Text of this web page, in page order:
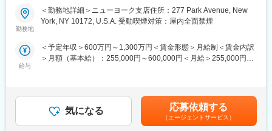
■配属予定の部
米州審査部
2025年2月末現在で108名。様々なバックグラウンドを持つ人材が
現地採用職員は外銀や格付機関出身のスペシャリストも多く在籍
しており、レベルの高い環境で業務にあたっていただけます）
スク管理に関する知見を蓄積するとともに、関係各部と協働のう
え枠組み高度化を推し進めていくスキルを習得。
・信用リスク管理の枠組みに関する知見を活用しつつ、実際の審
ヶ月程度）東京にてトレーニングを受けた上で、ニューヨークへ
赴任いただくことを想定しています。（経験/スキル等踏まえ、ご
の決定）及び審査
・営業拠点のクレジットリスク管理に対する運営指導（体制サポ
【変更の範囲：当行の定める業務】
＜プロダクト例＞
勤務地
＜勤務地詳細＞ニューヨーク支店住所：277 Park Avenue, New
York, NY 10172, U.S.A. 受動喫煙対策：屋内全面禁煙
給与
＜予定年収＞600万円～1,300万円＜賃金形態＞月給制＜賃金内訳
＞月額（基本給）：255,000円～600,000円＜月給＞255,000円～
あり、選考を通じて上下する可能性があります。月給(月額)は固定
手当を含めた表記です。
気になる 応募依頼する
（エージェントサービス）